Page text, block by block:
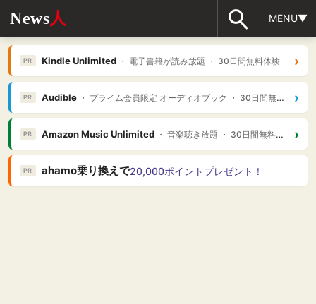
News人 MENU▼
PR Kindle Unlimited・ 電子書籍が読み放題 ・ 30日間無料体験 ›
PR Audible・ プライム会員限定 オーディオブック ・ 30日間無料体験 ›
PR Amazon Music Unlimited・ 音楽聴き放題 ・ 30日間無料体験 ›
PR ahamo乗り換えで20,000ポイントプレゼント！